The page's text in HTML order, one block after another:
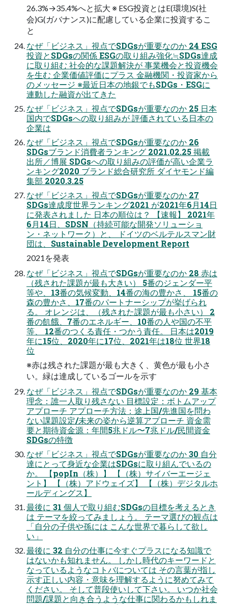
26.3%→35.4%へと拡⼤ ※ ESG投資とはE(環境)S(社
会)G(ガバナンス)に配慮している企業に投資するこ
と
なぜ「ビジネス」視点でSDGsが重要なのか 24 ESG
投資とSDGsの関係 ESGの取り組み強化≒SDGs達成
に取り組む 社会的な課題解決が 事業機会と投資機会
を⽣む 企業価値評価にプラス ⾦融機関・投資家から
のメッセージ ※最近⽇本の地銀でもSDGs・ESGに
連動した融資が出てきた
なぜ「ビジネス」視点でSDGsが重要なのか 25 ⽇本
国内でSDGsへの取り組みが 評価されている⽇本の
企業は
なぜ「ビジネス」視点でSDGsが重要なのか 26
SDGsブランド消費者ランキング 2021.02.25 掲載
出所／博展 SDGsへの取り組みの評価が⾼い企業ラ
ンキング2020 ブランド総合研究所 ダイヤモンド編
集部 2020.3.25
なぜ「ビジネス」視点でSDGsが重要なのか 27
SDGs達成度世界ランキング2021 が2021年6⽉14⽇
に発表されました ⽇本の順位は？ 【速報】 2021年
6⽉14⽇、SDSN（持続可能な開発ソリューショ
ン・ネットワーク）と、 ドイツのベルテルスマン財
団は、Sustainable Development Report
2021を発表
なぜ「ビジネス」視点でSDGsが重要なのか 28 ⾚は
（残された課題が最も⼤きい） 5番のジェンダー平
等や、13番の気候変動、14番の海の豊かさ、 15番の
森の豊かさ、17番のパートナーシップが挙げられ
る。 オレンジは、（残された課題が最も⼩さい） 2
番の飢餓、7番のエネルギー、10番の⼈や国の不平
等、 12番のつくる責任・つかう責任。 ⽇本は2019
年に15位、2020年に17位、2021年は18位 世界18
位
※⾚は残された課題が最も⼤きく、⻩⾊が最も⼩さ
い。緑は達成しているゴールを⽰す
なぜ「ビジネス」視点でSDGsが重要なのか 29 基本
理念：誰⼀⼈取り残さない ⽬標設定：ボトムアップ
アプローチ アプローチ⽅法：途上国/先進国を問わ
ない課題設定/未来の姿から逆算アプローチ 資⾦需
要と期待資⾦源：年間5兆ドル〜7兆ドル/⺠間資⾦
SDGsの特徴
なぜ「ビジネス」視点でSDGsが重要なのか 30 ⾃分
達にとって⾝近な企業はSDGsに取り組んでいるの
か。 【popIn（株）】 【（株）サイバーエージェ
ント】 【（株）アドウェイズ】 【（株）デジタルホ
ールディングス】
最後に 31 個⼈で取り組むSDGsの⽬標を考えるとき
は テーマを絞ってみましょう。 テーマ選びの観点は
「⾃分の⼦供や孫には こんな世界で暮らして欲し
い」
最後に 32 ⾃分の仕事に今すぐプラスになる知識で
はないかも知れません。 しかし時代のキーワードと
なっているようなコトバについては その⾔葉が指し
⽰す正しい内容・意味を理解するように努めてみて
ください。 そして普段使いして下さい。 いつか社会
問題/課題と向き合うような仕事に関わるかもしれま